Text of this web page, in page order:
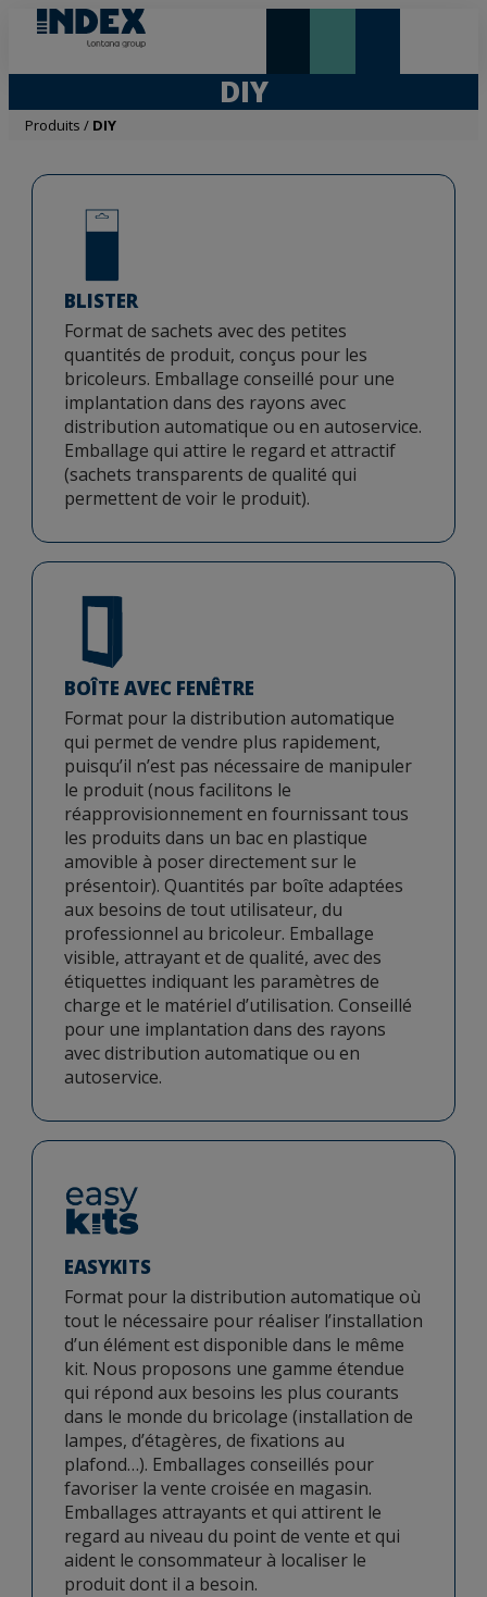
DIY
Produits / DIY
BLISTER
Format de sachets avec des petites
quantités de produit, conçus pour les
bricoleurs. Emballage conseillé pour une
implantation dans des rayons avec
distribution automatique ou en autoservice.
Emballage qui attire le regard et attractif
(sachets transparents de qualité qui
permettent de voir le produit).
BOÎTE AVEC FENÊTRE
Format pour la distribution automatique
qui permet de vendre plus rapidement,
puisqu’il n’est pas nécessaire de manipuler
le produit (nous facilitons le
réapprovisionnement en fournissant tous
les produits dans un bac en plastique
amovible à poser directement sur le
présentoir). Quantités par boîte adaptées
aux besoins de tout utilisateur, du
professionnel au bricoleur. Emballage
visible, attrayant et de qualité, avec des
étiquettes indiquant les paramètres de
charge et le matériel d’utilisation. Conseillé
pour une implantation dans des rayons
avec distribution automatique ou en
autoservice.
EASYKITS
Format pour la distribution automatique où
tout le nécessaire pour réaliser l’installation
d’un élément est disponible dans le même
kit. Nous proposons une gamme étendue
qui répond aux besoins les plus courants
dans le monde du bricolage (installation de
lampes, d’étagères, de fixations au
plafond…). Emballages conseillés pour
favoriser la vente croisée en magasin.
Emballages attrayants et qui attirent le
regard au niveau du point de vente et qui
aident le consommateur à localiser le
produit dont il a besoin.